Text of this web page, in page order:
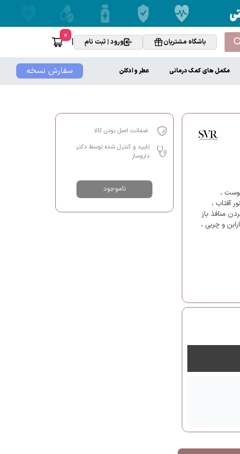
باشگاه مشتریان ورود | ثبت نام |
0
سفارش نسخه مکمل های کمک درمانی عطر و ادکلن
،
آفتاب ،
منافذ باز
و چربی ،
ضمانت اصل بودن کالا
تایید و کنترل شده توسط دکتر
داروساز
ناموجود